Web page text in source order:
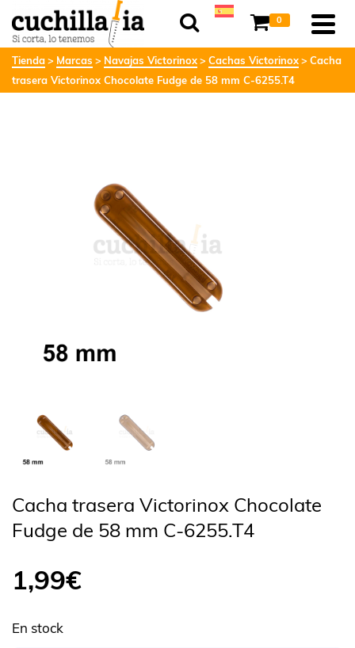
0
Tienda Marcas Navajas Victorinox Cachas Victorinox
Cacha
trasera Victorinox Chocolate Fudge de 58 mm C-6255.T4
Cacha trasera Victorinox Chocolate
Fudge de 58 mm C-6255.T4
1,99€
En stock